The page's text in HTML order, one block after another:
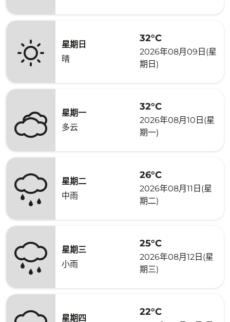
星期日
晴
32°C
2026年08月09日(星
期日)
星期一
多云
32°C
2026年08月10日(星
期一)
星期二
中雨
26°C
2026年08月11日(星
期二)
星期三
小雨
25°C
2026年08月12日(星
期三)
星期四
22°C